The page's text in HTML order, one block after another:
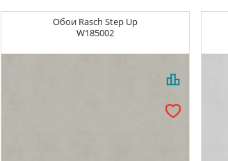
Обои Rasch Step Up
W185002